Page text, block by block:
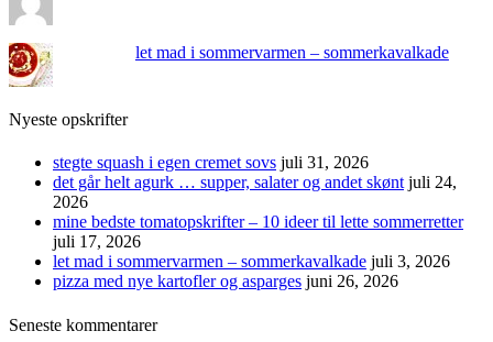
let mad i sommervarmen – sommerkavalkade
Nyeste opskrifter
stegte squash i egen cremet sovs juli 31, 2026
det går helt agurk … supper, salater og andet skønt juli 24,
2026
mine bedste tomatopskrifter – 10 ideer til lette sommerretter
juli 17, 2026
let mad i sommervarmen – sommerkavalkade juli 3, 2026
pizza med nye kartofler og asparges juni 26, 2026
Seneste kommentarer